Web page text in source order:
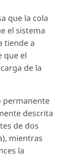
que la cola
el sistema
tiende a
que el
de la
permanente
descrita
de dos
mientras
la